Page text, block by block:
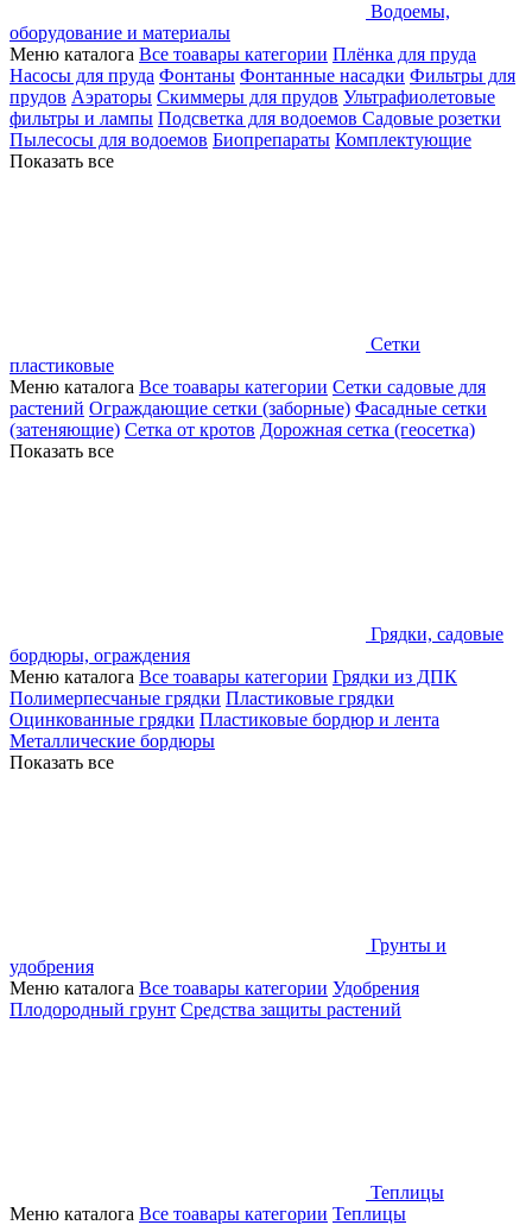
Водоемы,
оборудование и материалы
Меню каталога Все тоавары категории Плёнка для пруда
Насосы для пруда Фонтаны Фонтанные насадки Фильтры для
прудов Аэраторы Скиммеры для прудов Ультрафиолетовые
фильтры и лампы Подсветка для водоемов Садовые розетки
Пылесосы для водоемов Биопрепараты Комплектующие
Показать все
Сетки
пластиковые
Меню каталога Все тоавары категории Сетки садовые для
растений Ограждающие сетки (заборные) Фасадные сетки
(затеняющие) Сетка от кротов Дорожная сетка (геосетка)
Показать все
Грядки, садовые
бордюры, ограждения
Меню каталога Все тоавары категории Грядки из ДПК
Полимерпесчаные грядки Пластиковые грядки
Оцинкованные грядки Пластиковые бордюр и лента
Металлические бордюры
Показать все
Грунты и
удобрения
Меню каталога Все тоавары категории Удобрения
Плодородный грунт Средства защиты растений
Теплицы
Меню каталога Все тоавары категории Теплицы